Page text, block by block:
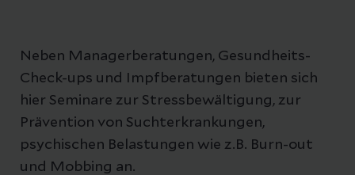
Neben Managerberatungen, Gesundheits-
Check-ups und Impfberatungen bieten sich
hier Seminare zur Stressbewältigung, zur
Prävention von Suchterkrankungen,
psychischen Belastungen wie z.B. Burn-out
und Mobbing an.